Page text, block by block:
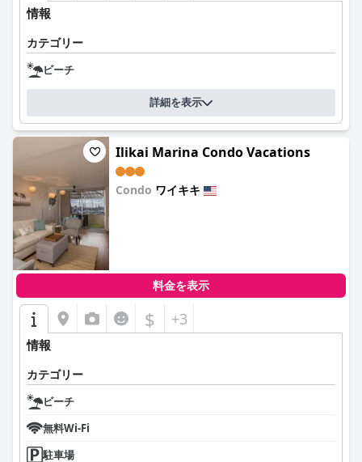
情報
カテゴリー
ビーチ
詳細を表示
Ilikai Marina Condo Vacations
Condo ワイキキ
料金を表示
$ +3
情報
カテゴリー
ビーチ
無料Wi-Fi
駐車場